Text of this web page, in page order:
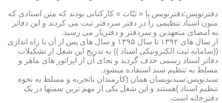
دفترنویس:دفترنویس یا « ثبّات » کارکنانی بودند که متن اسنادی که
متون اسناد تنظیمی را در دفتر سردفتر ثبت می کردند و این دفاتر
به امضای متعهدین و سردفتر و دفتریار می رسید.
از سال های ۱۳۹۲ تا سال ۱۳۹۵ و سال های پس از آن با راه اندازی
((سامانه ثبت الکترونیکی اسناد )) به تدریج این شغل از تشکیلات
دفاتر اسناد رسمی حذف گردید و بجای آن از اپراتور های ماهر و
مسلط به تنظیم سند استفاده میشود.
سندنویس:سندنویسان همان (کارمندان باتجربه و مسلط به نحوه
تنظیم اسناد )هستند و این شغل یکی از مهم ترین سمتها در یک
دفترخانه است.